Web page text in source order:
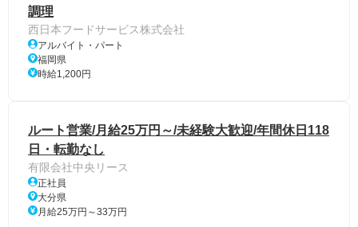
調理
西日本フードサービス株式会社
アルバイト・パート
福岡県
時給1,200円
ルート営業/月給25万円～/未経験大歓迎/年間休日118
日・転勤なし
有限会社中央リース
正社員
大分県
月給25万円～33万円